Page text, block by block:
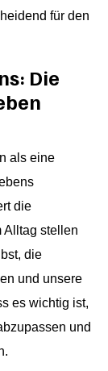
für den
Die
als eine
die
Alltag stellen
die
und unsere
es wichtig ist,
und